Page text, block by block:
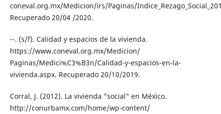
coneval.org.mx/Medicion/irs/Paginas/
Recuperado 20/04 /2020.
--. (s/f). Calidad y espacios de la vivienda.
https://www.coneval.org.mx/Medicion/
Paginas/Medici%C3%B3n/Calidad-y-espacios-en-la-
vivienda.aspx. Recuperado 20/10/2019.
Corral, J. (2012). La vivienda "social" en México.
http://conurbamx.com/home/wp-content/